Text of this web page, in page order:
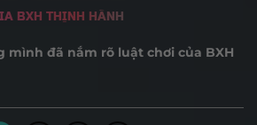
BXH THỊNH HÀNH
mình đã nắm rõ luật chơi của BXH